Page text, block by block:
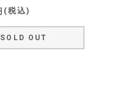
税込
SOLD OUT